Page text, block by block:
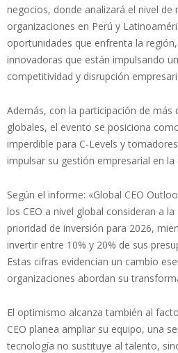
negocios, donde analizará el nivel de
organizaciones en Perú y
oportunidades que enfrenta la
innovadoras que están impulsando
competitividad y disrupción
Además, con la participación de más
globales, el evento se posiciona
imperdible para C-Levels y
impulsar su gestión empresarial en la
Según el informe: «Global CEO
los CEO a nivel global consideran a
prioridad de inversión para 2026,
invertir entre 10% y 20% de sus
Estas cifras evidencian un cambio
organizaciones abordan su
El optimismo alcanza también al
CEO planea ampliar su equipo, una
tecnología no sustituye al talento,